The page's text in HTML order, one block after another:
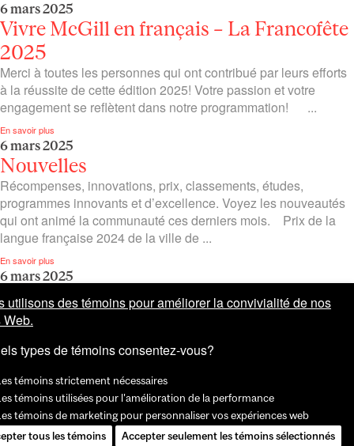
6 mars 2025
Vivre McGill en français – La Francofête
2025
Merci à toutes les personnes qui ont contribué par leurs efforts
à la réussite de cette édition 2025! Votre passion et votre
engagement se reflètent dans notre programmation! ...
En savoir plus
6 mars 2025
Nouvelles
Récompenses, innovations, prix, classements, études,
programmes innovants et d’excellence. Voyez les nouveautés
qui ont animé la communauté ces derniers mois. Prix de la
langue française 2024 de la ville de ...
En savoir plus
6 mars 2025
Évènements
Visite attendue, ateliers sur les campus ou dans le Grand
français. Voyez les évènements mcgillois qui ont fait les
1 2 3 … 10
utilisons des témoins pour améliorer la convivialité de nos
types de témoins consentez-vous?
témoins strictement nécessaires
témoins utilisées pour l'amélioration de la performance
témoins de marketing pour personnaliser vos expériences web
tous les témoins
Accepter seulement les témoins sélectionnés